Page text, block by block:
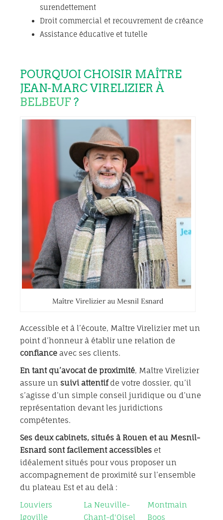
surendettement
Droit commercial et recouvrement de créance
Assistance éducative et tutelle
POURQUOI CHOISIR MAÎTRE
JEAN-MARC VIRELIZIER À
BELBEUF?
Maître Virelizier au Mesnil Esnard
Accessible et à l’écoute, Maître Virelizier met un
point d’honneur à établir une relation de
confiance avec ses clients.
En tant qu’avocat de proximité, Maître Virelizier
assure un suivi attentifde votre dossier, qu’il
s’agisse d’un simple conseil juridique ou d’une
représentation devant les juridictions
compétentes.
Ses deux cabinets, situés à Rouen et au Mesnil-
Esnard sont facilement accessibles et
idéalement situés pour vous proposer un
accompagnement de proximité sur l’ensemble
du plateau Est et au delà :
Louviers
Igoville
La Neuville-
Chant-d'Oisel
Montmain
Boos